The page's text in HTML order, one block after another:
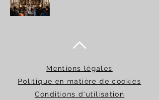
Mentions légales
Politique en matière de cookies
Conditions d'utilisation